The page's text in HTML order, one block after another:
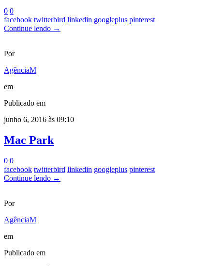
0 0
facebook twitterbird linkedin googleplus pinterest
Continue lendo →
Por
AgênciaM
em
Publicado em
junho 6, 2016 às 09:10
Mac Park
0 0
facebook twitterbird linkedin googleplus pinterest
Continue lendo →
Por
AgênciaM
em
Publicado em